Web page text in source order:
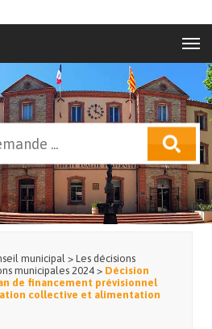
municipal > Les décisions
municipales 2024 > Décision
de financement prévisionnel
collective et alimentation